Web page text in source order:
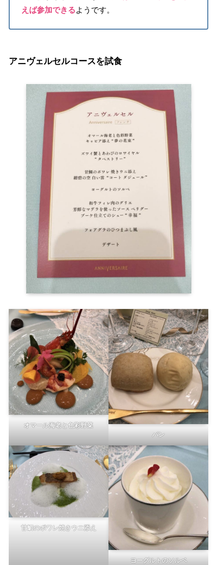
えば参加できるようです。
アニヴェルセルコースを試食
オマール海老と色彩野菜
パン
甘鯛のポワレ焼きウニ添え
ヨーグルトのソルベ